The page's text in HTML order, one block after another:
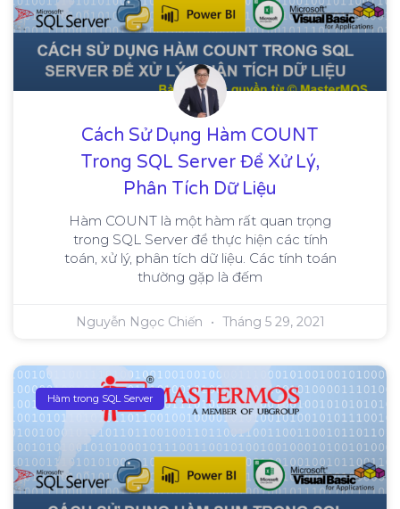
Cách Sử Dụng Hàm COUNT
Trong SQL Server Để Xử Lý,
Phân Tích Dữ Liệu
Hàm COUNT là một hàm rất quan trọng
trong SQL Server để thực hiện các tính
toán, xử lý, phân tích dữ liệu. Các tính toán
thường gặp là đếm
Nguyễn Ngọc Chiến Tháng 5 29, 2021
Hàm trong SQL Server